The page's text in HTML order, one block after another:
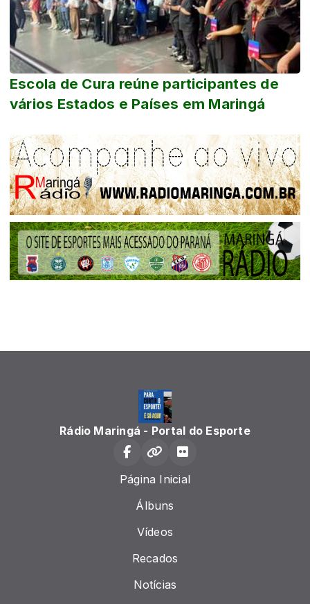
Escola de Cura reúne participantes de
vários Estados e Países em Maringá
Rádio Maringá - Portal do Esporte
Página Inicial
Álbuns
Vídeos
Recados
Notícias